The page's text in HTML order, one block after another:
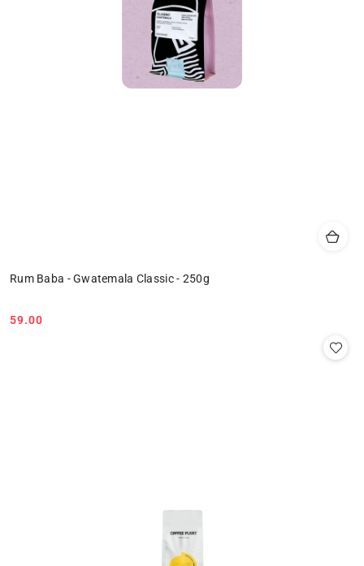
Rum Baba - Gwatemala Classic - 250g
Cena:
59.00